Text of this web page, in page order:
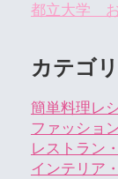
都立大学
カテゴリ
簡単料理レ
ファッショ
レストラン
インテリア